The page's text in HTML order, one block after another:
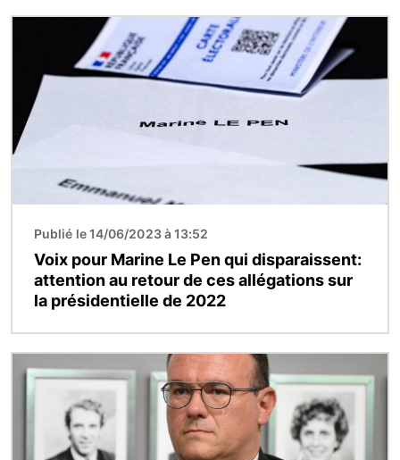
Publié le 14/06/2023 à 13:52
Voix pour Marine Le Pen qui disparaissent:
attention au retour de ces allégations sur
la présidentielle de 2022